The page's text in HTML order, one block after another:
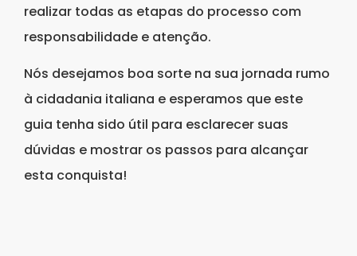
realizar todas as etapas do processo com
responsabilidade e atenção.
Nós desejamos boa sorte na sua jornada rumo
à cidadania italiana e esperamos que este
guia tenha sido útil para esclarecer suas
dúvidas e mostrar os passos para alcançar
esta conquista!